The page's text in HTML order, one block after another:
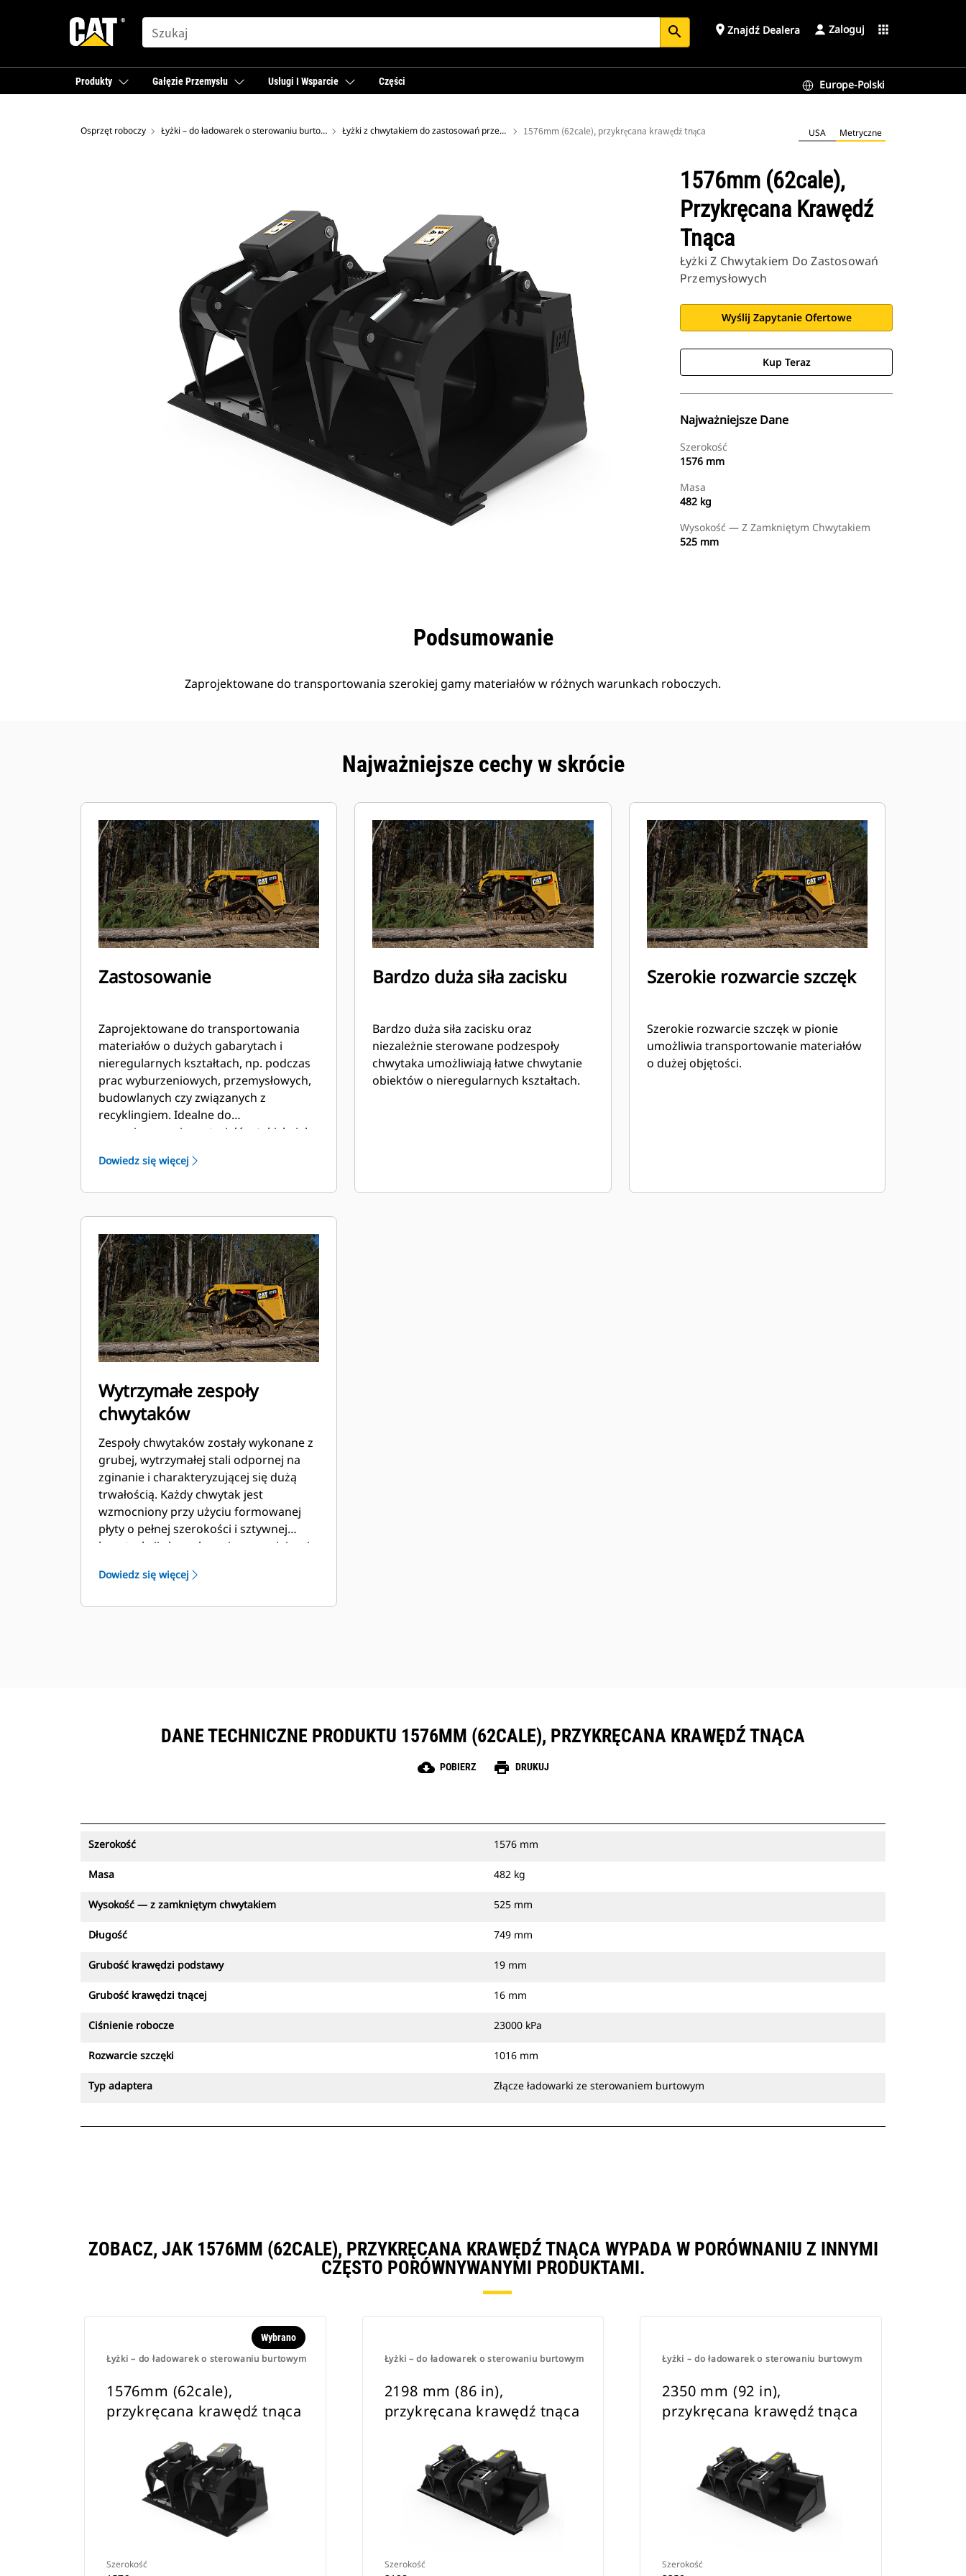
SEARCH search place Znajdź Dealera Zaloguj apps
Produkty Gałęzie Przemysłu Usługi I Wsparcie Części Europe-Polski
Osprzęt roboczy Łyżki – do ładowarek o sterowaniu burtowym Łyżki z chwytakiem do zastosowań przemysłowych 1576mm (62cale), przykręcana krawędź tnąca USA Metryczne
1576mm (62cale),
Przykręcana Krawędź
Tnąca
Łyżki Z Chwytakiem Do Zastosowań
Przemysłowych
Wyślij Zapytanie Ofertowe
Kup Teraz
Najważniejsze Dane
Szerokość
1576 mm
Masa
482 kg
Wysokość — Z Zamkniętym Chwytakiem
525 mm
Podsumowanie
Zaprojektowane do transportowania szerokiej gamy materiałów w różnych warunkach roboczych.
Najważniejsze cechy w skrócie
Zastosowanie
Zaprojektowane do transportowania
materiałów o dużych gabarytach i
nieregularnych kształtach, np. podczas
prac wyburzeniowych, przemysłowych,
budowlanych czy związanych z
recyklingiem. Idealne do
przemieszczania materiałów takich, jak
kamienie, krzewy, złom przemysłowy,
Dowiedz się więcej
Bardzo duża siła zacisku
Bardzo duża siła zacisku oraz
niezależnie sterowane podzespoły
chwytaka umożliwiają łatwe chwytanie
obiektów o nieregularnych kształtach.
Szerokie rozwarcie szczęk
Szerokie rozwarcie szczęk w pionie
umożliwia transportowanie materiałów
o dużej objętości.
Wytrzymałe zespoły
chwytaków
Zespoły chwytaków zostały wykonane z
grubej, wytrzymałej stali odpornej na
zginanie i charakteryzującej się dużą
trwałością. Każdy chwytak jest
wzmocniony przy użyciu formowanej
płyty o pełnej szerokości i sztywnej
konstrukcji skrzynkowej zapewniającej
ochronę siłowników.
Dowiedz się więcej
DANE TECHNICZNE PRODUKTU 1576MM (62CALE), PRZYKRĘCANA KRAWĘDŹ TNĄCA
cloud_download POBIERZ print DRUKUJ
Szerokość 1576 mm
Masa 482 kg
Wysokość — z zamkniętym chwytakiem 525 mm
Długość 749 mm
Grubość krawędzi podstawy 19 mm
Grubość krawędzi tnącej 16 mm
Ciśnienie robocze 23000 kPa
Rozwarcie szczęki 1016 mm
Typ adaptera Złącze ładowarki ze sterowaniem burtowym
ZOBACZ, JAK 1576MM (62CALE), PRZYKRĘCANA KRAWĘDŹ TNĄCA WYPADA W PORÓWNANIU Z INNYMI
CZĘSTO PORÓWNYWANYMI PRODUKTAMI.
Łyżki – do ładowarek o sterowaniu burtowym
Wybrano
1576mm (62cale),
przykręcana krawędź tnąca
Szerokość
Łyżki – do ładowarek o sterowaniu burtowym
2198 mm (86 in),
przykręcana krawędź tnąca
Szerokość
Łyżki – do ładowarek o sterowaniu burtowym
2350 mm (92 in),
przykręcana krawędź tnąca
Szerokość